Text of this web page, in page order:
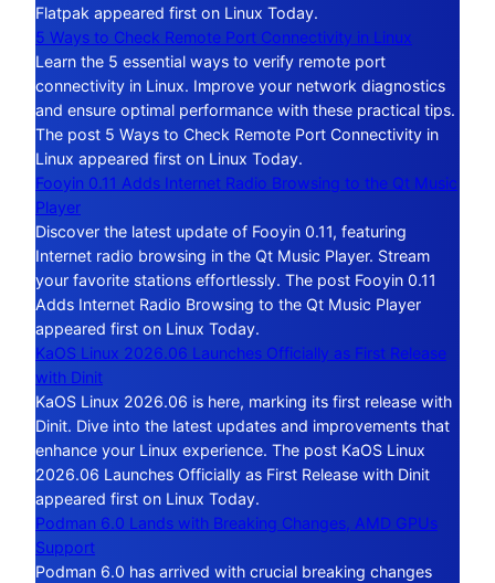
Flatpak appeared first on Linux Today.
5 Ways to Check Remote Port Connectivity in Linux
Learn the 5 essential ways to verify remote port
connectivity in Linux. Improve your network diagnostics
and ensure optimal performance with these practical tips.
The post 5 Ways to Check Remote Port Connectivity in
Linux appeared first on Linux Today.
Fooyin 0.11 Adds Internet Radio Browsing to the Qt Music
Player
Discover the latest update of Fooyin 0.11, featuring
Internet radio browsing in the Qt Music Player. Stream
your favorite stations effortlessly. The post Fooyin 0.11
Adds Internet Radio Browsing to the Qt Music Player
appeared first on Linux Today.
KaOS Linux 2026.06 Launches Officially as First Release
with Dinit
KaOS Linux 2026.06 is here, marking its first release with
Dinit. Dive into the latest updates and improvements that
enhance your Linux experience. The post KaOS Linux
2026.06 Launches Officially as First Release with Dinit
appeared first on Linux Today.
Podman 6.0 Lands with Breaking Changes, AMD GPUs
Support
Podman 6.0 has arrived with crucial breaking changes